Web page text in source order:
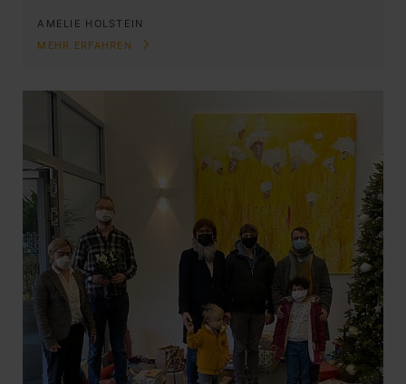
AMELIE HOLSTEIN
MEHR ERFAHREN